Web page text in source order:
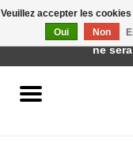
Veuillez accepter les
Oui
Non
Cette boutique est en
ne